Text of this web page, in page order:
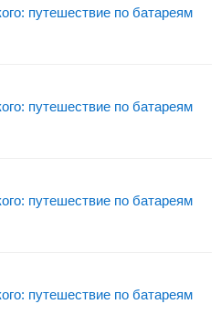
путешествие по батареям
путешествие по батареям
путешествие по батареям
путешествие по батареям